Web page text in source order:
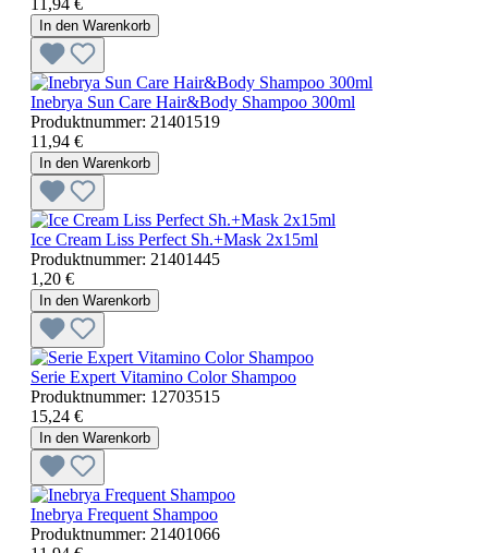
11,94 €
In den Warenkorb
Inebrya Sun Care Hair&Body Shampoo 300ml
Produktnummer: 21401519
11,94 €
In den Warenkorb
Ice Cream Liss Perfect Sh.+Mask 2x15ml
Produktnummer: 21401445
1,20 €
In den Warenkorb
Serie Expert Vitamino Color Shampoo
Produktnummer: 12703515
15,24 €
In den Warenkorb
Inebrya Frequent Shampoo
Produktnummer: 21401066